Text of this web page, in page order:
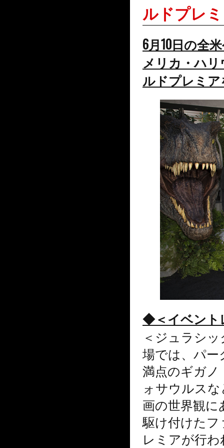
ルドプレ
6月10日の全
メリカ・ハ
ルドプレミ
◆＜イベン
＜ジュラシ
場では、パ
満点のギガ
ォサウルス
画の世界観
駆け付けた
レミアが行